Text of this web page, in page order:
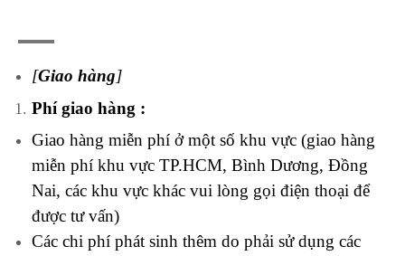
[Giao hàng]
Phí giao hàng :
Giao hàng miễn phí ở một số khu vực (giao hàng
miễn phí khu vực TP.HCM, Bình Dương, Đồng
Nai, các khu vực khác vui lòng gọi điện thoại để
được tư vấn)
Các chi phí phát sinh thêm do phải sử dụng các